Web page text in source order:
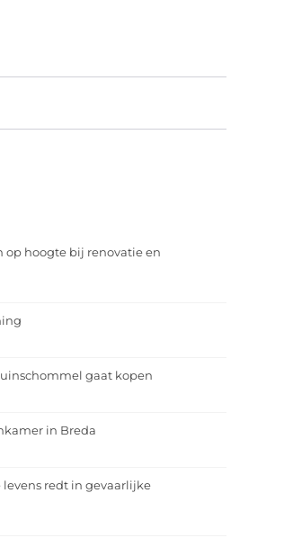
op hoogte bij renovatie en
gaat kopen
in Breda
redt in gevaarlijke